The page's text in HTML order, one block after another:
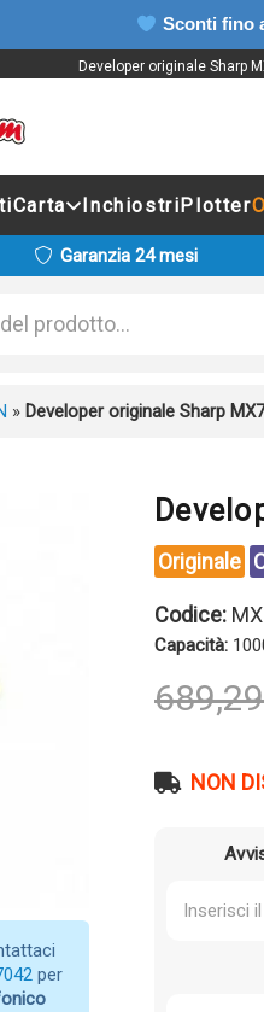
Sconti fino
Developer originale Sharp
Carta InchiostriPlotter
Garanzia 24 mesi
» Developer originale Sharp
per
Originale
Codice:
Capacità:
NON